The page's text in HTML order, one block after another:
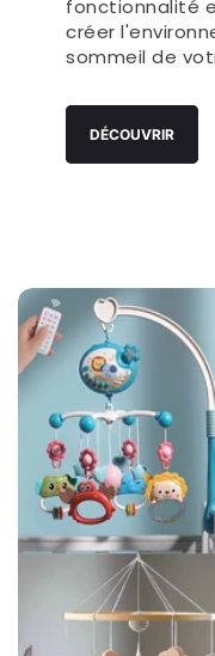
Pure Câlins,
gamme de
fonctionnalité
sommeil de